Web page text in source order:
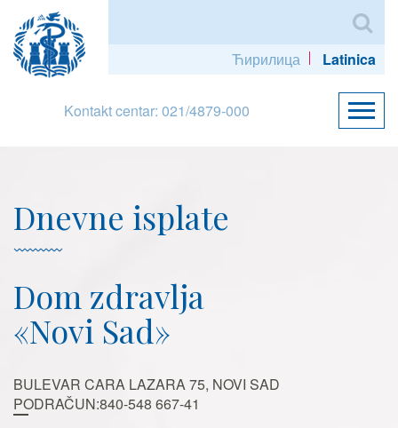
Ћирилица Latinica
Kontakt centar: 021/4879-000
Dnevne isplate
Dom zdravlja
«Novi Sad»
BULEVAR CARA LAZARA 75, NOVI SAD
PODRAČUN:840-548 667-41